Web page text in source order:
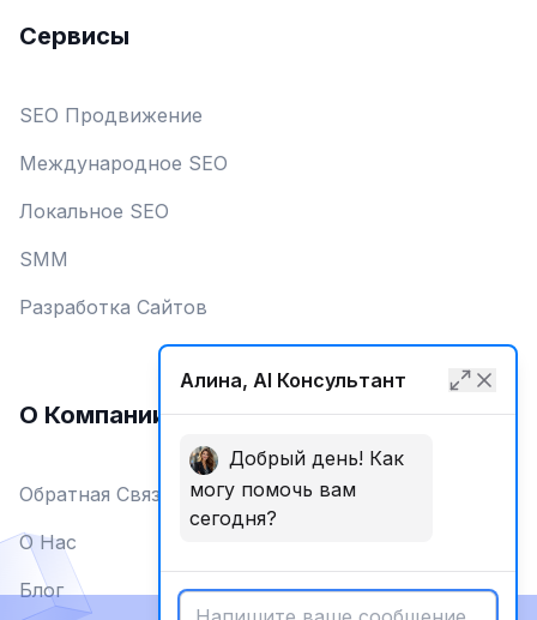
Сервисы
SEO Продвижение
Международное SEO
Локальное SEO
SMM
Разработка Сайтов
О Компании
Обратная Связь
О Нас
Блог
Алина, AI Консультант
Добрый день! Как
могу помочь вам
сегодня?